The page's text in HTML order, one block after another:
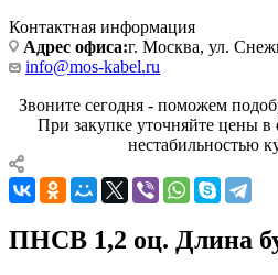
Контактная информация
Адрес офиса:г. Москва, ул.
info@mos-kabel.ru
Звоните сегодня - поможем
При закупке уточняйте цены в
нестабильностью
ПНСВ 1,2 оц. Длина